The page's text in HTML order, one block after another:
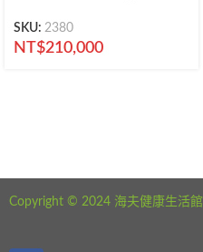
SKU: 2380
NT$210,000
Copyright © 2024 海夫健康生活館